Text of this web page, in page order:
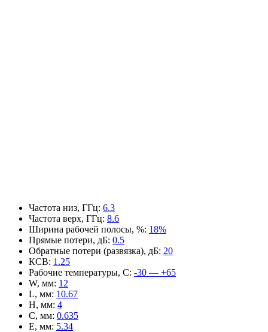
Частота низ, ГГц: 6.3
Частота верх, ГГц: 8.6
Ширина рабочей полосы, %: 18%
Прямые потери, дБ: 0.5
Обратные потери (развязка), дБ: 20
КСВ: 1.25
Рабочие температуры, С: -30 — +65
W, мм: 12
L, мм: 10.67
H, мм: 4
C, мм: 0.635
E, мм: 5.34